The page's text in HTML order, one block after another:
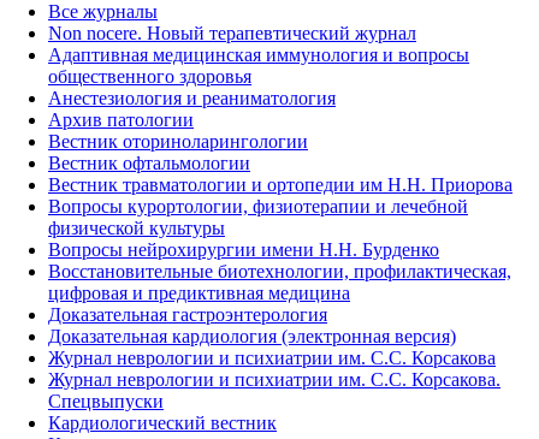
Все журналы
Non nocere. Новый терапевтический журнал
Адаптивная медицинская иммунология и вопросы
общественного здоровья
Анестезиология и реаниматология
Архив патологии
Вестник оториноларингологии
Вестник офтальмологии
Вестник травматологии и ортопедии им Н.Н. Приорова
Вопросы курортологии, физиотерапии и лечебной
физической культуры
Вопросы нейрохирургии имени Н.Н. Бурденко
Восстановительные биотехнологии, профилактическая,
цифровая и предиктивная медицина
Доказательная гастроэнтерология
Доказательная кардиология (электронная версия)
Журнал неврологии и психиатрии им. С.С. Корсакова
Журнал неврологии и психиатрии им. С.С. Корсакова.
Спецвыпуски
Кардиологический вестник